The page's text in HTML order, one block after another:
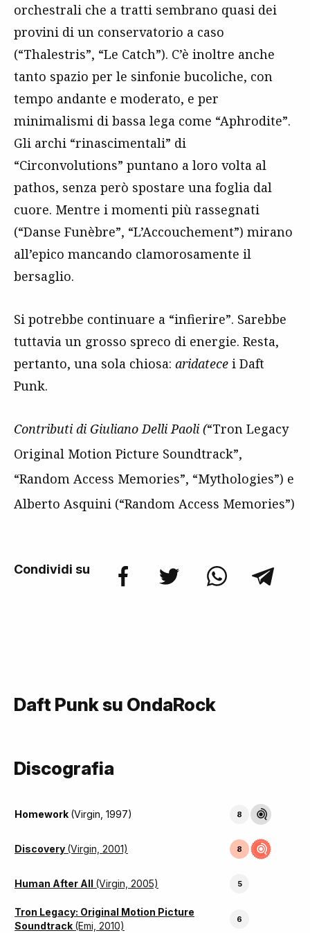
orchestrali che a tratti sembrano quasi dei
provini di un conservatorio a caso
(“Thalestris”, “Le Catch”). C’è inoltre anche
tanto spazio per le sinfonie bucoliche, con
tempo andante e moderato, e per
minimalismi di bassa lega come “Aphrodite”.
Gli archi “rinascimentali” di
“Circonvolutions” puntano a loro volta al
pathos, senza però spostare una foglia dal
cuore. Mentre i momenti più rassegnati
(“Danse Funèbre”, “L’Accouchement”) mirano
all’epico mancando clamorosamente il
bersaglio.
Si potrebbe continuare a “infierire”. Sarebbe
tuttavia un grosso spreco di energie. Resta,
pertanto, una sola chiosa: aridatece i Daft
Punk.
Contributi di Giuliano Delli Paoli (“Tron Legacy
Original Motion Picture Soundtrack”,
“Random Access Memories”, “Mythologies”) e
Alberto Asquini (“Random Access Memories”)
Condividi su
Daft Punk su OndaRock
Discografia
Homework (Virgin, 1997) 8
Discovery (Virgin, 2001) 8
Human After All (Virgin, 2005) 5
Tron Legacy: Original Motion Picture
Soundtrack (Emi, 2010)
6